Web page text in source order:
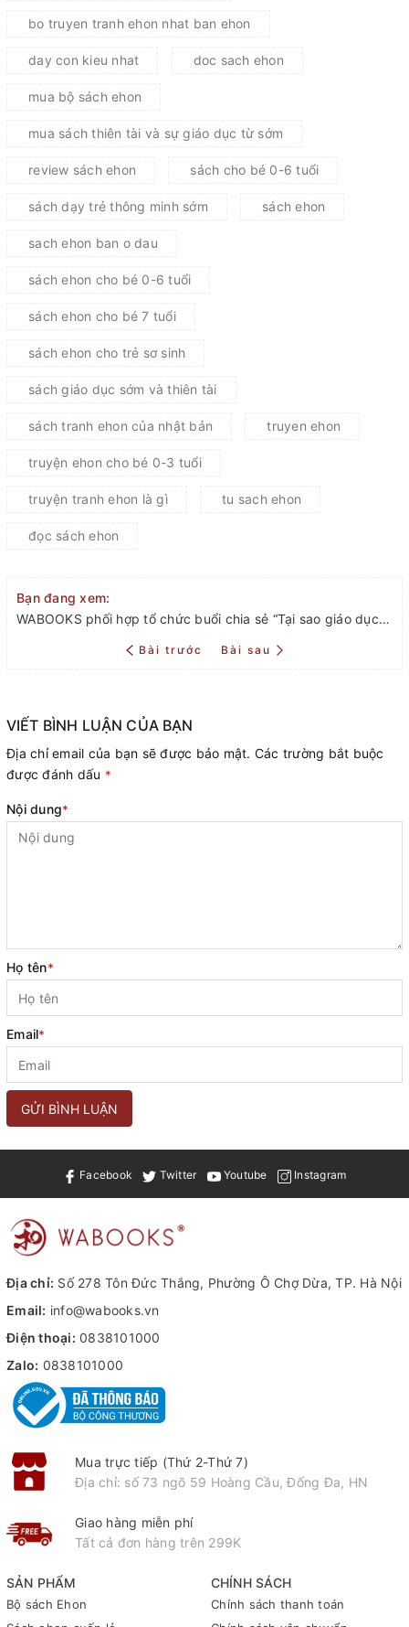
bo truyen tranh ehon nhat ban ehon
day con kieu nhat doc sach ehon
mua bộ sách ehon
mua sách thiên tài và sự giáo dục từ sớm
review sách ehon sách cho bé 0-6 tuổi
sách dạy trẻ thông minh sớm sách ehon
sach ehon ban o dau
sách ehon cho bé 0-6 tuổi
sách ehon cho bé 7 tuổi
sách ehon cho trẻ sơ sinh
sách giáo dục sớm và thiên tài
sách tranh ehon của nhật bản truyen ehon
truyện ehon cho bé 0-3 tuổi
truyện tranh ehon là gì tu sach ehon
đọc sách ehon
Bạn đang xem:
WABOOKS phối hợp tổ chức buổi chia sẻ “Tại sao giáo dục Nhật Bản lại bắt đầu từ tranh truyện Ehon?”
Bài trước Bài sau
VIẾT BÌNH LUẬN CỦA BẠN
Địa chỉ email của bạn sẽ được bảo mật. Các trường bắt buộc
được đánh dấu *
Nội dung*
Họ tên*
Email*
GỬI BÌNH LUẬN
Facebook Twitter Youtube Instagram
SẢN PHẨM
Bộ sách Ehon
CHÍNH SÁCH
Chính sách thanh toán
Địa chỉ: Số 278 Tôn Đức Thắng, Phường Ô Chợ Dừa, TP. Hà Nội
Email: info@wabooks.vn
Điện thoại: 0838101000
Zalo: 0838101000
Mua trực tiếp (Thứ 2-Thứ 7)
Địa chỉ: số 73 ngõ 59 Hoàng Cầu, Đống Đa, HN
Giao hàng miễn phí
Tất cả đơn hàng trên 299K